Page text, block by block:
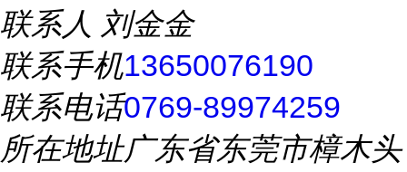
联系人 刘金金
联系手机13650076190
联系电话0769-89974259
所在地址广东省东莞市樟木头